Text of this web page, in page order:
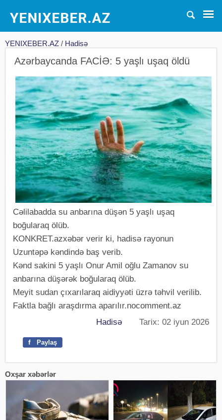
YENIXEBER.AZ / Hadisə
Azərbaycanda FACİƏ: 5 yaşlı uşaq öldü
Cəlilabadda su anbarına düşən 5 yaşlı uşaq
boğularaq ölüb.
KONKRET.azxəbər verir ki, hadisə rayonun
Uzuntəpə kəndində baş verib.
Kənd sakini 5 yaşlı Onur Amil oğlu Zamanov su
anbarına düşərək boğularaq ölüb.
Meyit sudan çıxarılaraq aidiyyəti üzrə təhvil verilib.
Faktla bağlı araşdırma aparılır.nocomment.az
Hadisə Tarix: 02 iyun 2026
f Paylaş
Oxşar xəbərlər